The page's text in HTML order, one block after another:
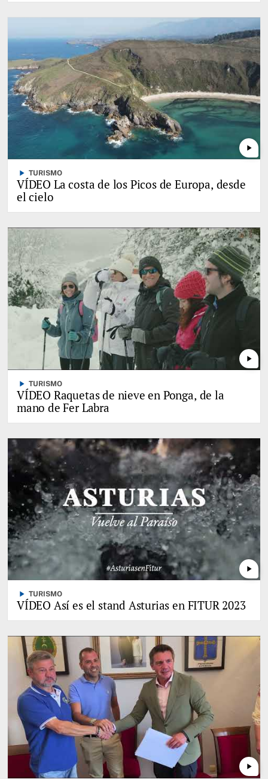
play_arrow
play_arrow TURISMO
VÍDEO La costa de los Picos de Europa, desde
el cielo
play_arrow
play_arrow TURISMO
VÍDEO Raquetas de nieve en Ponga, de la
mano de Fer Labra
play_arrow
play_arrow TURISMO
VÍDEO Así es el stand Asturias en FITUR 2023
play_arrow